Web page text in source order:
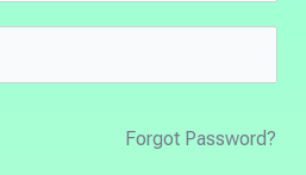
Forgot Password?